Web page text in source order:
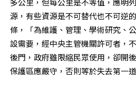
源，有些資源是不可替代也不可逆
條，「為維護、管理、學術研究、
設需要，經中央主管機關許可者，
後門，政府雖限縮民眾使用，卻開
保護區應嚴守，否則等於失去第一